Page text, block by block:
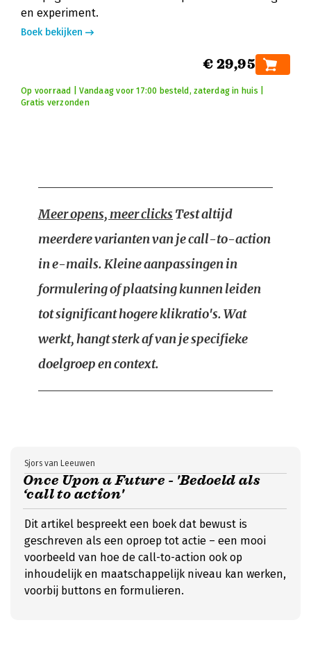
en experiment.
Boek bekijken
€ 29,95
Op voorraad | Vandaag voor 17:00 besteld, zaterdag in huis |
Gratis verzonden
Meer opens, meer clicks Test altijd
meerdere varianten van je call-to-action
in e-mails. Kleine aanpassingen in
formulering of plaatsing kunnen leiden
tot significant hogere klikratio's. Wat
werkt, hangt sterk af van je specifieke
doelgroep en context.
Once Upon a Future - 'Bedoeld als
‘call to action'
Sjors van Leeuwen
Dit artikel bespreekt een boek dat bewust is
geschreven als een oproep tot actie – een mooi
voorbeeld van hoe de call-to-action ook op
inhoudelijk en maatschappelijk niveau kan werken,
voorbij buttons en formulieren.